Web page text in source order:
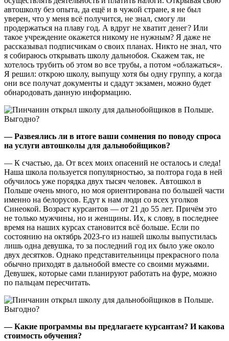
автошколу без опыта, да ещё и в чужой стране, я не был
уверен, что у меня всё получится, не знал, смогу ли
продержаться на плаву год. А вдруг не хватит денег? Или
такое учреждение окажется никому не нужным? Я даже не
рассказывал подписчикам о своих планах. Никто не знал, что
я собираюсь открывать школу дальнобоя. Скажем так, не
хотелось трубить об этом во все трубы, а потом «облажаться».
Я решил: открою школу, выпущу хотя бы одну группу, а когда
они все получат документы и сдадут экзамен, можно будет
обнародовать данную информацию.
— Развеялись ли в итоге ваши сомнения по поводу спроса
на услуги автошколы для дальнобойщиков?
— К счастью, да. От всех моих опасений не осталось и следа!
Наша школа пользуется популярностью, за полтора года в ней
обучилось уже порядка двух тысяч человек. Автошкол в
Польше очень много, но моя ориентирована по большей части
именно на белорусов. Едут к нам люди со всех уголков
Синеокой. Возраст курсантов — от 21 до 55 лет. Причём это
не только мужчины, но и женщины. Их, к слову, в последнее
время на наших курсах становится всё больше. Если по
состоянию на октябрь 2023-го из нашей школы выпустилась
лишь одна девушка, то за последний год их было уже около
двух десятков. Однако представительницы прекрасного пола
обычно приходят в дальнобой вместе со своими мужьями.
Девушек, которые сами планируют работать на фуре, можно
по пальцам пересчитать.
— Какие программы вы предлагаете курсантам? И какова
стоимость обучения?